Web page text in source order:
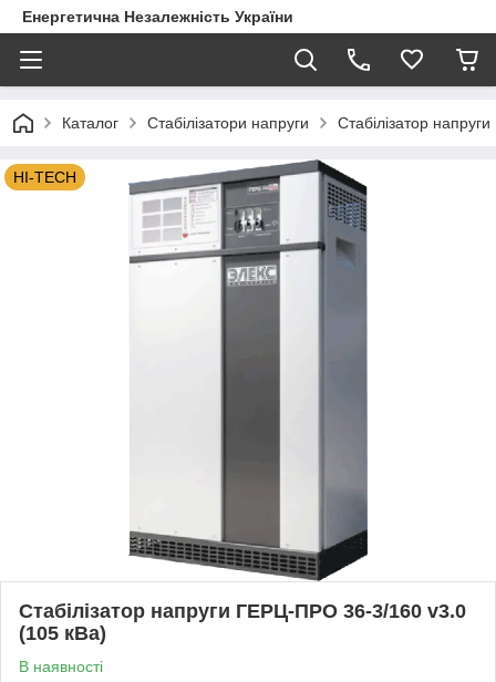
Енергетична Незалежність України
Каталог Стабілізатори напруги Стабілізатор
HI-TECH
Стабілізатор напруги ГЕРЦ-ПРО 36-3/160 v3.0
(105 кВа)
В наявності